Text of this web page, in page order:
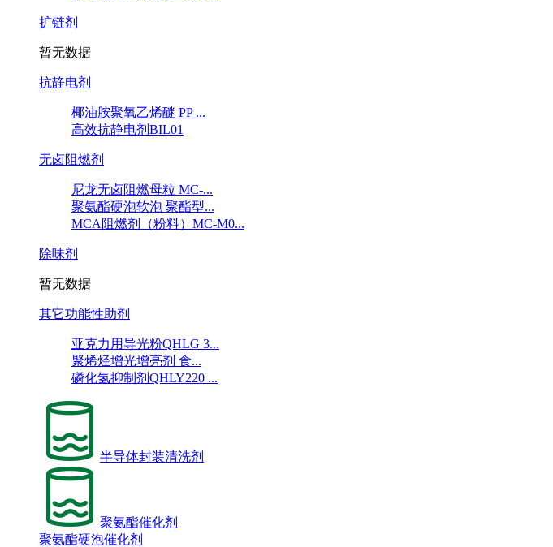
扩链剂
暂无数据
抗静电剂
椰油胺聚氧乙烯醚 PP ...
高效抗静电剂BIL01
无卤阻燃剂
尼龙无卤阻燃母粒 MC-...
聚氨酯硬泡软泡 聚酯型...
MCA阻燃剂（粉料）MC-M0...
除味剂
暂无数据
其它功能性助剂
亚克力用导光粉QHLG 3...
聚烯烃增光增亮剂 食...
磷化氢抑制剂QHLY220 ...
半导体封装清洗剂
聚氨酯催化剂
聚氨酯硬泡催化剂